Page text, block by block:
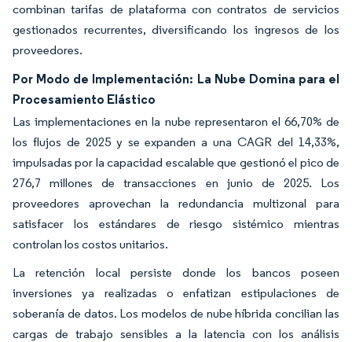
combinan tarifas de plataforma con contratos de servicios
gestionados recurrentes, diversificando los ingresos de los
proveedores.
Por Modo de Implementación: La Nube Domina para el
Procesamiento Elástico
Las implementaciones en la nube representaron el 66,70% de
los flujos de 2025 y se expanden a una CAGR del 14,33%,
impulsadas por la capacidad escalable que gestionó el pico de
276,7 millones de transacciones en junio de 2025. Los
proveedores aprovechan la redundancia multizonal para
satisfacer los estándares de riesgo sistémico mientras
controlan los costos unitarios.
La retención local persiste donde los bancos poseen
inversiones ya realizadas o enfatizan estipulaciones de
soberanía de datos. Los modelos de nube híbrida concilian las
cargas de trabajo sensibles a la latencia con los análisis